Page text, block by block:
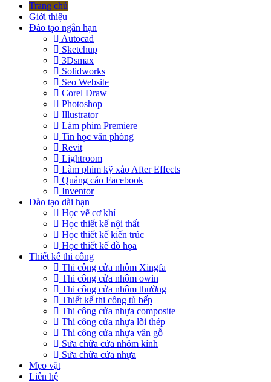
Trang chủ
Giới thiệu
Đào tạo ngắn hạn
Autocad
Sketchup
3Dsmax
Solidworks
Seo Website
Corel Draw
Photoshop
Illustrator
Làm phim Premiere
Tin học văn phòng
Revit
Lightroom
Làm phim kỹ xảo After Effects
Quảng cáo Facebook
Inventor
Đào tạo dài hạn
Học vẽ cơ khí
Học thiết kế nội thất
Học thiết kế kiến trúc
Học thiết kế đồ họa
Thiết kế thi công
Thi công cửa nhôm Xingfa
Thi công cửa nhôm owin
Thi công cửa nhôm thường
Thiết kế thi công tủ bếp
Thi công cửa nhựa composite
Thi công cửa nhựa lõi thép
Thi công cửa nhựa vân gỗ
Sửa chữa cửa nhôm kính
Sửa chữa cửa nhựa
Mẹo vặt
Liên hệ